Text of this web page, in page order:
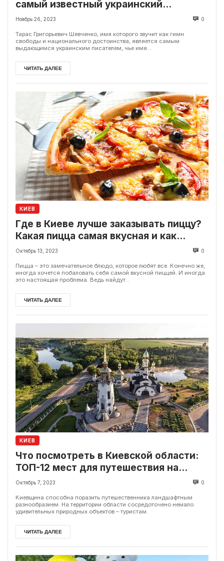
самый известный украинский
писатель
Ноябрь 26, 2023 0
Тарас Григорьевич Шевченко, имя которого звучит как гимн
свободы и национального достоинства, является самым
выдающимся украинским писателем, чье имя...
ЧИТАТЬ ДАЛЕЕ
КИЕВ
Где в Киеве лучше заказывать пиццу?
Какая пицца самая вкусная и как
выбрать лучшую пиццерию
Октябрь 13, 2023 0
Пицца – это замечательное блюдо, которое любят все. Конечно же,
иногда хочется побаловать себя самой вкусной пиццей. И иногда
это настоящая проблема. Ведь найдут...
ЧИТАТЬ ДАЛЕЕ
КИЕВ
Что посмотреть в Киевской области:
ТОП-12 мест для путешествия на
выходные
Октябрь 7, 2023 0
Киевщина способна поразить путешественника ландшафтным
разнообразием. На территории области сосредоточено немало
удивительных природных объектов – туристам.
ЧИТАТЬ ДАЛЕЕ